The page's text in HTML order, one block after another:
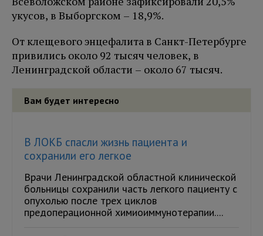
укусов, в Выборгском – 18,9%.
От клещевого энцефалита в Санкт-Петербурге
привились около 92 тысяч человек, в
Ленинградской области – около 67 тысяч.
Вам будет интересно
В ЛОКБ спасли жизнь пациента и
сохранили его легкое
Врачи Ленинградской областной клинической
больницы сохранили часть легкого пациенту с
опухолью после трех циклов
предоперационной химиоиммунотерапии....